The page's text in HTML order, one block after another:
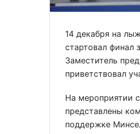
14 декабря на
стартовал финал
Заместитель
приветствовал
На мероприятии
представлены
поддержке